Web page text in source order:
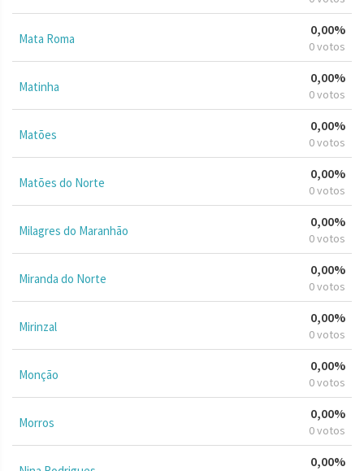
Mata Roma
0,00%
0 votos
Matinha
0,00%
0 votos
Matões
0,00%
0 votos
Matões do Norte
0,00%
0 votos
Milagres do Maranhão
0,00%
0 votos
Miranda do Norte
0,00%
0 votos
Mirinzal
0,00%
0 votos
Monção
0,00%
0 votos
Morros
0,00%
0 votos
0,00%